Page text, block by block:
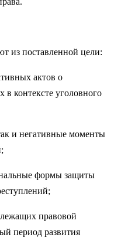
из поставленной цели:
актов о
в контексте уголовного
и негативные моменты
формы защиты
правовой
период развития